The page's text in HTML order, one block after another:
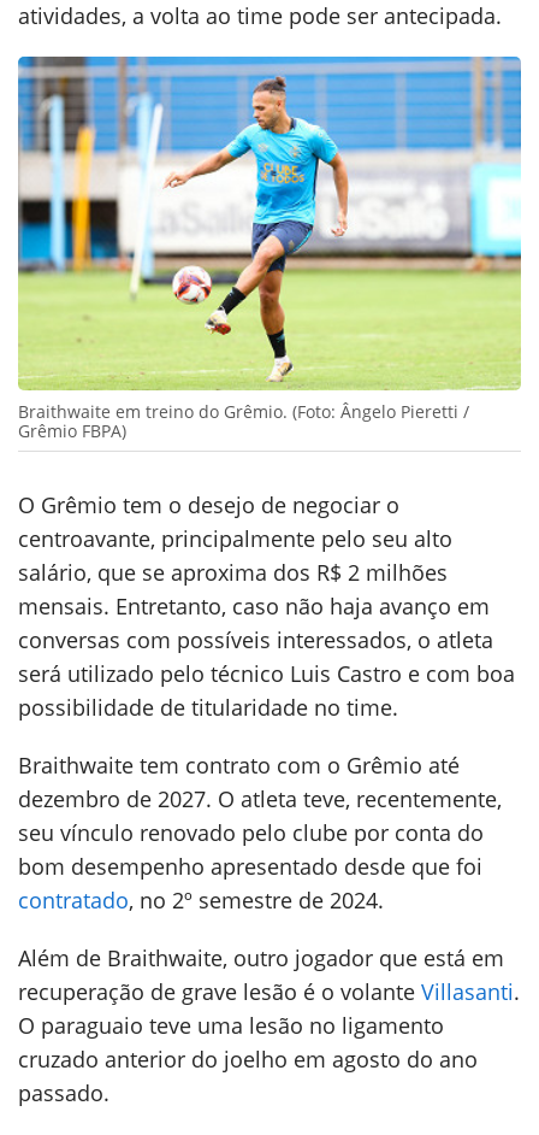
atividades, a volta ao time pode ser antecipada.
Braithwaite em treino do Grêmio. (Foto: Ângelo Pieretti /
Grêmio FBPA)
O Grêmio tem o desejo de negociar o
centroavante, principalmente pelo seu alto
salário, que se aproxima dos R$ 2 milhões
mensais. Entretanto, caso não haja avanço em
conversas com possíveis interessados, o atleta
será utilizado pelo técnico Luis Castro e com boa
possibilidade de titularidade no time.
Braithwaite tem contrato com o Grêmio até
dezembro de 2027. O atleta teve, recentemente,
seu vínculo renovado pelo clube por conta do
bom desempenho apresentado desde que foi
contratado, no 2º semestre de 2024.
Além de Braithwaite, outro jogador que está em
recuperação de grave lesão é o volante Villasanti.
O paraguaio teve uma lesão no ligamento
cruzado anterior do joelho em agosto do ano
passado.